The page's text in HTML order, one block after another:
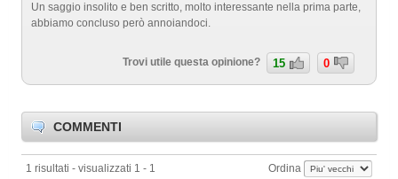
Un saggio insolito e ben scritto, molto interessante nella prima parte,
abbiamo concluso però annoiandoci.
Trovi utile questa opinione? 15 0
COMMENTI
1 risultati - visualizzati 1 - 1 Ordina